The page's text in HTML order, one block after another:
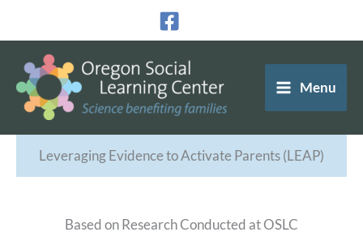
contenido
Menu
Leveraging Evidence to Activate Parents (LEAP)
Based on Research Conducted at OSLC